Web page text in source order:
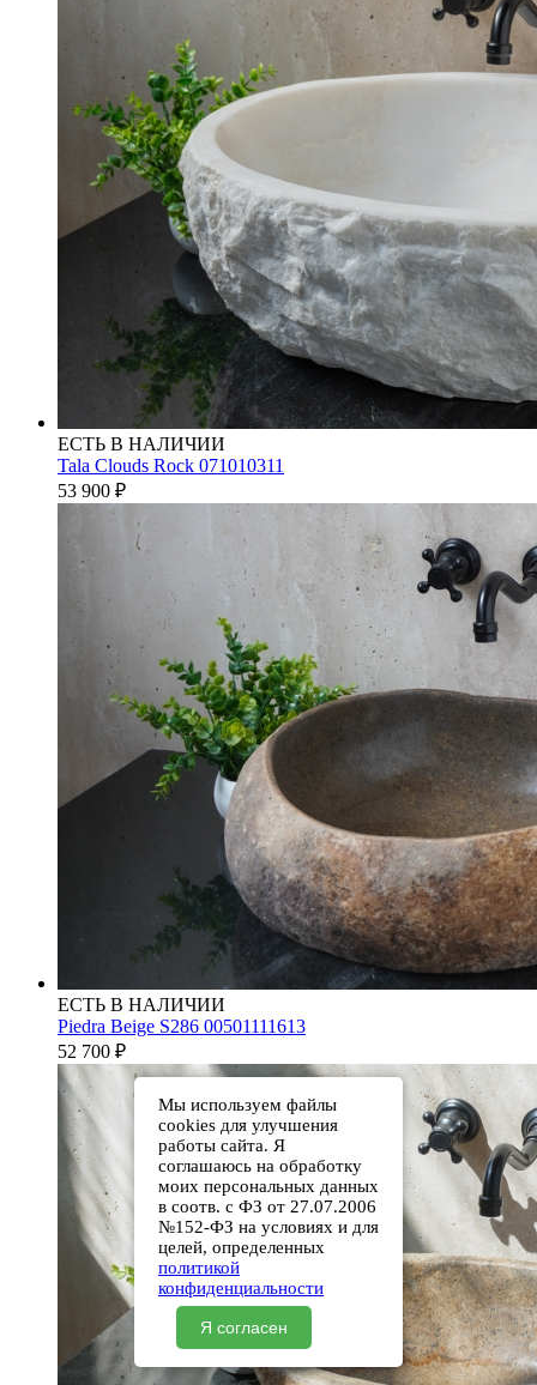
ЕСТЬ В НАЛИЧИИ
Tala Clouds Rock 071010311
53 900 ₽
ЕСТЬ В НАЛИЧИИ
Piedra Beige S286 00501111613
52 700 ₽
Мы используем файлы
cookies для улучшения
работы сайта. Я
соглашаюсь на обработку
моих персональных данных
в соотв. с ФЗ от 27.07.2006
№152-ФЗ на условиях и для
целей, определенных
политикой
конфиденциальности
Я согласен